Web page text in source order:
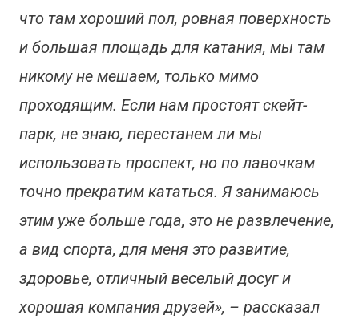
что там хороший пол, ровная поверхность
и большая площадь для катания, мы там
никому не мешаем, только мимо
проходящим. Если нам простоят скейт-
парк, не знаю, перестанем ли мы
использовать проспект, но по лавочкам
точно прекратим кататься. Я занимаюсь
этим уже больше года, это не развлечение,
а вид спорта, для меня это развитие,
здоровье, отличный веселый досуг и
хорошая компания друзей», – рассказал